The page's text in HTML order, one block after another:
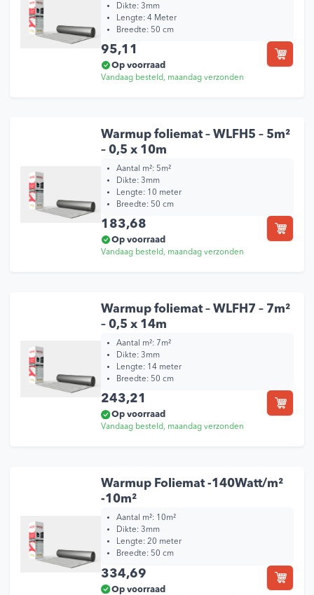
Dikte: 3mm
Lengte: 4 Meter
Breedte: 50 cm
95,11
Op voorraad
Vandaag besteld, maandag verzonden
Warmup foliemat – WLFH5 – 5m²
– 0,5 x 10m
Aantal m²: 5m²
Dikte: 3mm
Lengte: 10 meter
Breedte: 50 cm
183,68
Op voorraad
Vandaag besteld, maandag verzonden
Warmup foliemat – WLFH7 – 7m²
– 0,5 x 14m
Aantal m²: 7m²
Dikte: 3mm
Lengte: 14 meter
Breedte: 50 cm
243,21
Op voorraad
Vandaag besteld, maandag verzonden
Warmup Foliemat -140Watt/m²
-10m²
Aantal m²: 10m²
Dikte: 3mm
Lengte: 20 meter
Breedte: 50 cm
334,69
Op voorraad